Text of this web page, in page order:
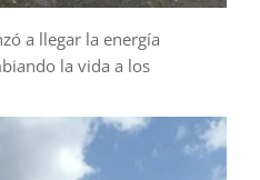
a llegar la energía
la vida a los